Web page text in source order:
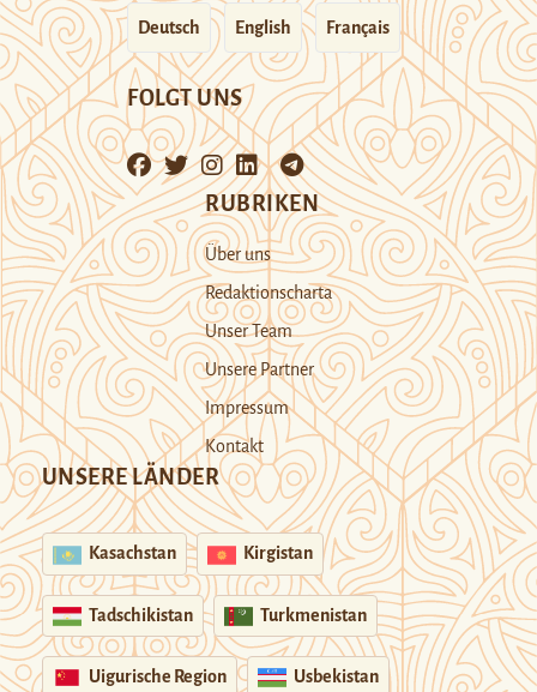
Deutsch English Français
FOLGT UNS
RUBRIKEN
Über uns
Redaktionscharta
Unser Team
Unsere Partner
Impressum
Kontakt
UNSERE LÄNDER
Kasachstan Kirgistan
Tadschikistan Turkmenistan
Uigurische Region Usbekistan